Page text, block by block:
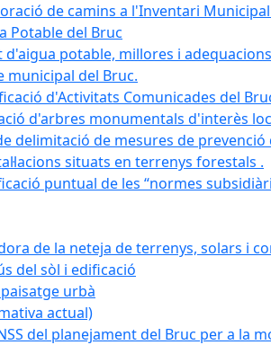
de camins a l'Inventari
Potable del Bruc
potable, millores i
municipal del Bruc.
d'Activitats Comunicades del
d'arbres monumentals d'interès
delimitació de mesures de
situats en terrenys forestals .
puntual de les “normes
de la neteja de terrenys, solars i
del sòl i edificació
urbà
actual)
del planejament del Bruc per a la